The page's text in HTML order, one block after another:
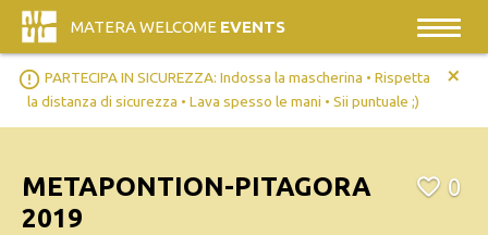
MATERA WELCOME EVENTS
error_outline PARTECIPA IN SICUREZZA: Indossa la mascherina • Rispetta
la distanza di sicurezza • Lava spesso le mani • Sii puntuale ;)
+
METAPONTION-PITAGORA
2019
0